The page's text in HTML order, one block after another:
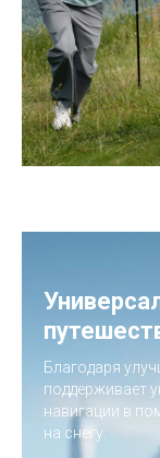
Благодаря
поддерживает
навигации в
на снегу.